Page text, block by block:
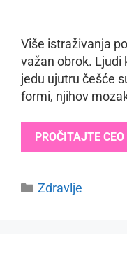
Više istraživanja
važan obrok. Ljudi
jedu ujutru češće
formi, njihov
PROČITAJTE
Categories
Zdravlje